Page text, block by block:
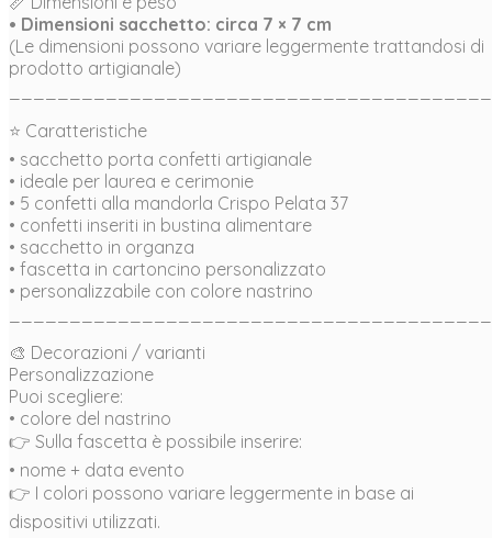
• Dimensioni sacchetto: circa 7 × 7 cm
(Le dimensioni possono variare leggermente trattandosi di
prodotto artigianale)
⭐ Caratteristiche
• sacchetto porta confetti artigianale
• ideale per laurea e cerimonie
• 5 confetti alla mandorla Crispo Pelata 37
• confetti inseriti in bustina alimentare
• sacchetto in organza
• fascetta in cartoncino personalizzato
• personalizzabile con colore nastrino
🎨 Decorazioni / varianti
Personalizzazione
Puoi scegliere:
• colore del nastrino
👉 Sulla fascetta è possibile inserire:
• nome + data evento
👉 I colori possono variare leggermente in base ai
dispositivi utilizzati.